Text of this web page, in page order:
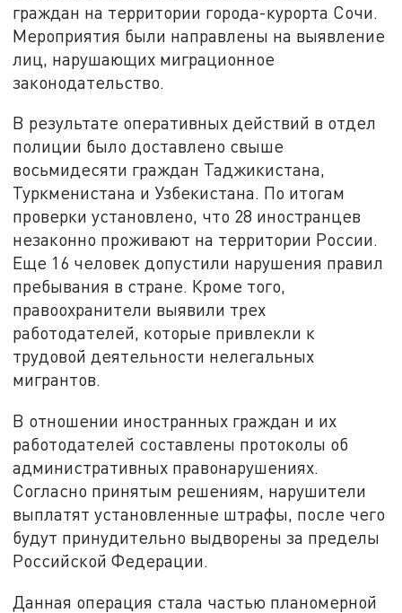
граждан на территории города-курорта Сочи.
Мероприятия были направлены на выявление
лиц, нарушающих миграционное
законодательство.
В результате оперативных действий в отдел
полиции было доставлено свыше
восьмидесяти граждан Таджикистана,
Туркменистана и Узбекистана. По итогам
проверки установлено, что 28 иностранцев
незаконно проживают на территории России.
Еще 16 человек допустили нарушения правил
пребывания в стране. Кроме того,
правоохранители выявили трех
работодателей, которые привлекли к
трудовой деятельности нелегальных
мигрантов.
В отношении иностранных граждан и их
работодателей составлены протоколы об
административных правонарушениях.
Согласно принятым решениям, нарушители
выплатят установленные штрафы, после чего
будут принудительно выдворены за пределы
Российской Федерации.
Данная операция стала частью планомерной